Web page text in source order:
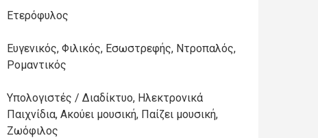
Ετερόφυλος
Ευγενικός, Φιλικός, Εσωστρεφής, Ντροπαλός,
Ρομαντικός
Υπολογιστές / Διαδίκτυο, Ηλεκτρονικά
Παιχνίδια, Ακούει μουσική, Παίζει μουσική,
Ζωόφιλος